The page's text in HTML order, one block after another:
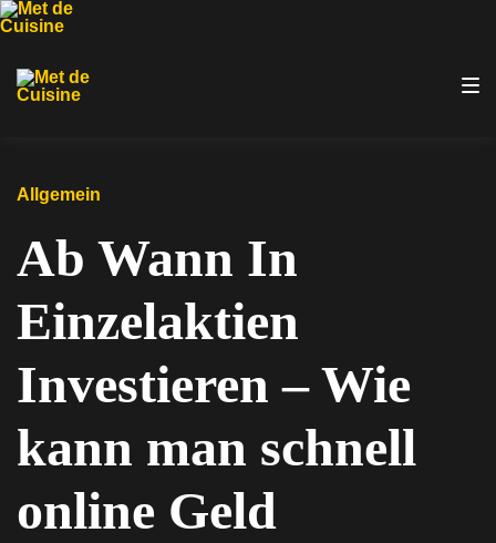
Hauptnavigation
springen
Inhalt
springen
Footer
springen
Allgemein
Ab Wann In
Einzelaktien
Investieren – Wie
kann man schnell
online Geld